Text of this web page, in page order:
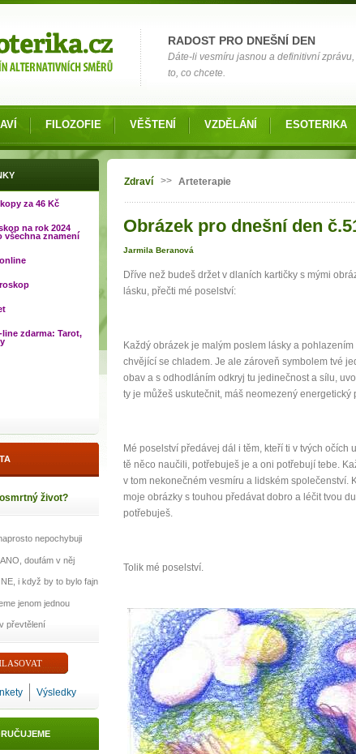
10 tipů pro
plnohodnotný
... všechny tipy
Máte pocit, že jste unaveni hned jak ráno
Nemusí to tak být
Jak mít více energie každý den
RADOST PRO DNEŠNÍ DEN
Dáte-li vesmíru jasnou a definitivní
to, co chcete.
FILOZOFIE VĚŠTENÍ VZDĚLÁNÍ ESOTERIKA
za 46 Kč
na rok 2024
všechna znamení
zdarma: Tarot,
život?
nepochybuji
doufám v něj
i když by to bylo fajn
jenom jednou
převtělení
Výsledky
Jste zde
Zdraví >> Arteterapie
Obrázek pro dnešní den
Jarmila Beranová
Dříve než budeš držet v dlaních kartičky s mými
lásku, přečti mé poselství:
Každý obrázek je malým poslem lásky a
chvějící se chladem. Je ale zároveň symbolem tvé
obav a s odhodláním odkryj tu jedinečnost a sílu,
ty je můžeš uskutečnit, máš neomezený energetický
Mé poselství předávej dál i těm, kteří ti v tvých
tě něco naučili, potřebuješ je a oni potřebují tebe.
v tom nekonečném vesmíru a lidském společenství.
moje obrázky s touhou předávat dobro a léčit tvou
potřebuješ.
Tolik mé poselství.